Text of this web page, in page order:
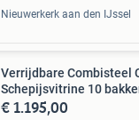
Nieuwerkerk aan den IJssel
Verrijdbare Combisteel
Schepijsvitrine 10
€ 1.195,00